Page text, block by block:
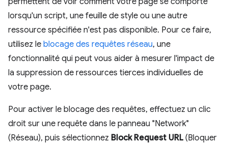
lorsqu'un script, une feuille de style ou une autre
ressource spécifiée n'est pas disponible. Pour ce faire,
utilisez le blocage des requêtes réseau, une
fonctionnalité qui peut vous aider à mesurer l'impact de
la suppression de ressources tierces individuelles de
votre page.
Pour activer le blocage des requêtes, effectuez un clic
droit sur une requête dans le panneau "Network"
(Réseau), puis sélectionnez Block Request URL(Bloquer